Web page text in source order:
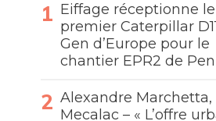
Eiffage réceptionne le
premier Caterpillar
Gen d’Europe pour le
chantier EPR2 de
Alexandre Marchetta,
Mecalac – « L’offre